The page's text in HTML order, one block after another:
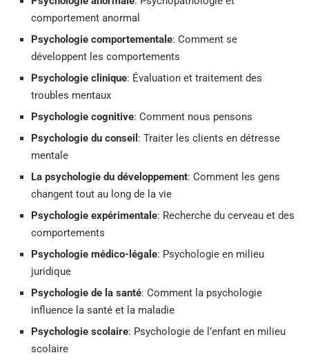
comportement anormal
Psychologie comportementale: Comment se
développent les comportements
Psychologie clinique: Évaluation et traitement des
troubles mentaux
Psychologie cognitive: Comment nous pensons
Psychologie du conseil : Traiter les clients en détresse
mentale
La psychologie du développement: Comment les gens
changent tout au long de la vie
Psychologie expérimentale: Recherche du cerveau et des
comportements
Psychologie médico-légale: Psychologie en milieu
juridique
Psychologie de la santé: Comment la psychologie
influence la santé et la maladie
Psychologie scolaire: Psychologie de l’enfant en milieu
scolaire